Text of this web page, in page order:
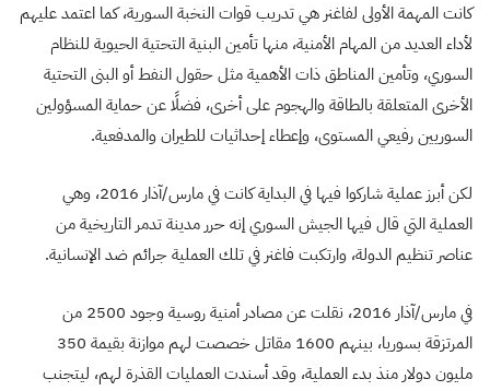
كانت المهمة الأولى لفاغنر هي تدريب قوات النخبة السورية، كما اعتمد عليهم
لأداء العديد من المهام الأمنية، منها تأمين البنية التحتية الحيوية للنظام
السوري، وتأمين المناطق ذات الأهمية مثل حقول النفط أو البنى التحتية
الأخرى المتعلقة بالطاقة والهجوم على أخرى، فضلًا عن حماية المسؤولين
السوريين رفيعي المستوى، وإعطاء إحداثيات للطيران والمدفعية.
لكن أبرز عملية شاركوا فيها في البداية كانت في مارس/آذار 2016، وهي
العملية التي قال فيها الجيش السوري إنه حرر مدينة تدمر التاريخية من
عناصر تنظيم الدولة، وارتكبت فاغنر في تلك العملية جرائم ضد الإنسانية.
في مارس/آذار 2016، نقلت عن مصادر أمنية روسية وجود 2500 من
المرتزقة بسوريا، بينهم 1600 مقاتل خصصت لهم موازنة بقيمة 350
مليون دولار منذ بدء العملية، وقد أسندت العمليات القذرة لهم، ليتجنب